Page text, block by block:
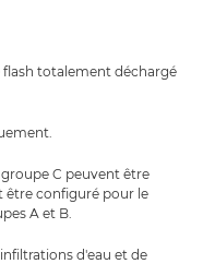
flash totalement déchargé
groupe C peuvent être
être configuré pour le
A et B.
d'eau et de